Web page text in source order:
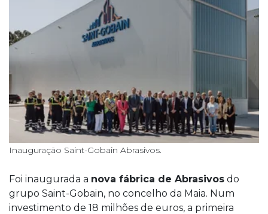
Inauguração Saint-Gobain Abrasivos.
Foi inaugurada a nova fábrica de Abrasivos do
grupo Saint-Gobain, no concelho da Maia. Num
investimento de 18 milhões de euros, a primeira